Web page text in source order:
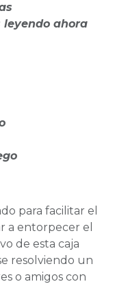
ahora
para facilitar el
a entorpecer el
de esta caja
resolviendo un
o amigos con